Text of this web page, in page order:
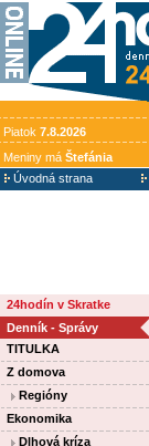
Piatok 7.8.2026
Meniny má Štefánia
Úvodná strana
24hodín v Skratke
Denník - Správy
TITULKA
Z domova
Regióny
Ekonomika
Dlhová kríza